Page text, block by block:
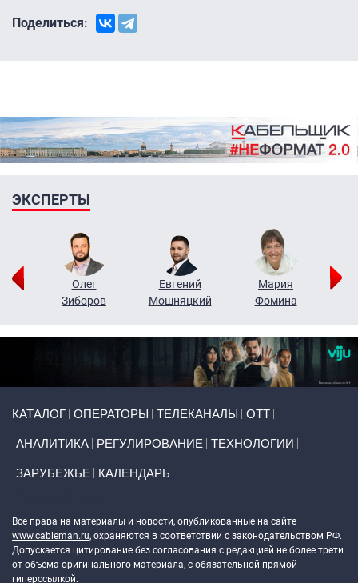
Поделиться:
ЭКСПЕРТЫ
Олег
Зиборов
Евгений
Мошняцкий
Мария
Фомина
КАТАЛОГ ОПЕРАТОРЫ ТЕЛЕКАНАЛЫ ОТТ
АНАЛИТИКА РЕГУЛИРОВАНИЕ ТЕХНОЛОГИИ
ЗАРУБЕЖЬЕ КАЛЕНДАРЬ
Все права на материалы и новости, опубликованные на сайте
www.cableman.ru, охраняются в соответствии с законодательством РФ.
Допускается цитирование без согласования с редакцией не более трети
от объема оригинального материала, с обязательной прямой
гиперссылкой.